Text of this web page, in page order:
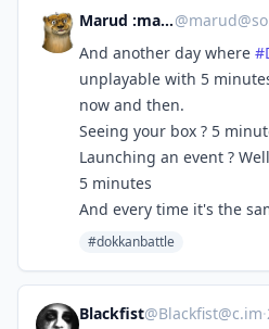
Marud :mastodont_v2:@marud@social.marud.fr
And another day where
unplayable with 5
now and then.
Seeing your box ? 5
Launching an event ?
5 minutes
And every time it's the
#dokkanbattle
Blackfist@Blackfist@c.im·